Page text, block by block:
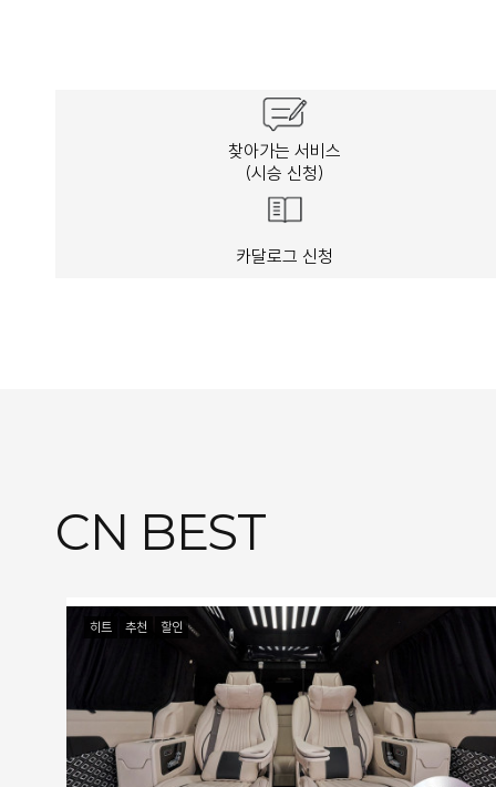
찾아가는 서비스
(시승 신청)
카달로그 신청
CN BEST
히트 추천 할인